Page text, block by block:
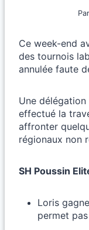
Par
Ce week-end
des tournois
annulée faute
Une
effectué la
affronter
régionaux non
SH Poussin
Loris
permet